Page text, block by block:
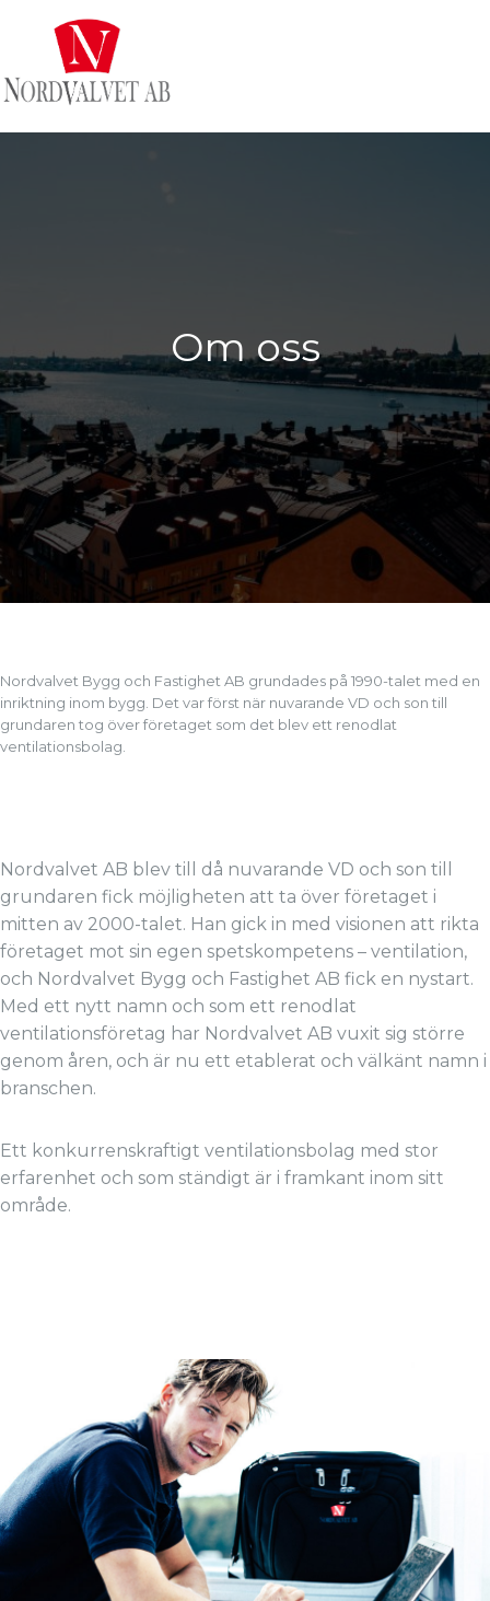
Om oss
Nordvalvet Bygg och Fastighet AB grundades på 1990-talet med en
inriktning inom bygg. Det var först när nuvarande VD och son till
grundaren tog över företaget som det blev ett renodlat
ventilationsbolag.
Nordvalvet AB blev till då nuvarande VD och son till
grundaren fick möjligheten att ta över företaget i
mitten av 2000-talet. Han gick in med visionen att rikta
företaget mot sin egen spetskompetens – ventilation,
och Nordvalvet Bygg och Fastighet AB fick en nystart.
Med ett nytt namn och som ett renodlat
ventilationsföretag har Nordvalvet AB vuxit sig större
genom åren, och är nu ett etablerat och välkänt namn i
branschen.
Ett konkurrenskraftigt ventilationsbolag med stor
erfarenhet och som ständigt är i framkant inom sitt
område.